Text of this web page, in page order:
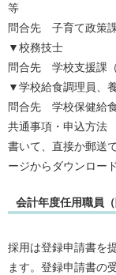
等
問合先 子育て政策課
▼校務技士
問合先 学校支援課（
▼学校給食調理員、
問合先 学校保健給食
共通事項・申込方法
書いて、直接か郵送
ージからダウンロー
会計年度任用職員（
採用は登録申請書を
ます。登録申請書の